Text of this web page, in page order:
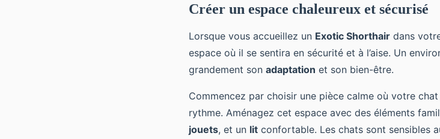
Créer un espace chaleureux et sécurisé
Lorsque vous accueillez un Exotic Shorthair dans
espace où il se sentira en sécurité et à l’aise. Un
grandement son adaptation et son bien-être.
Commencez par choisir une pièce calme où votre
rythme. Aménagez cet espace avec des éléments
jouets, et un lit confortable. Les chats sont sensibles